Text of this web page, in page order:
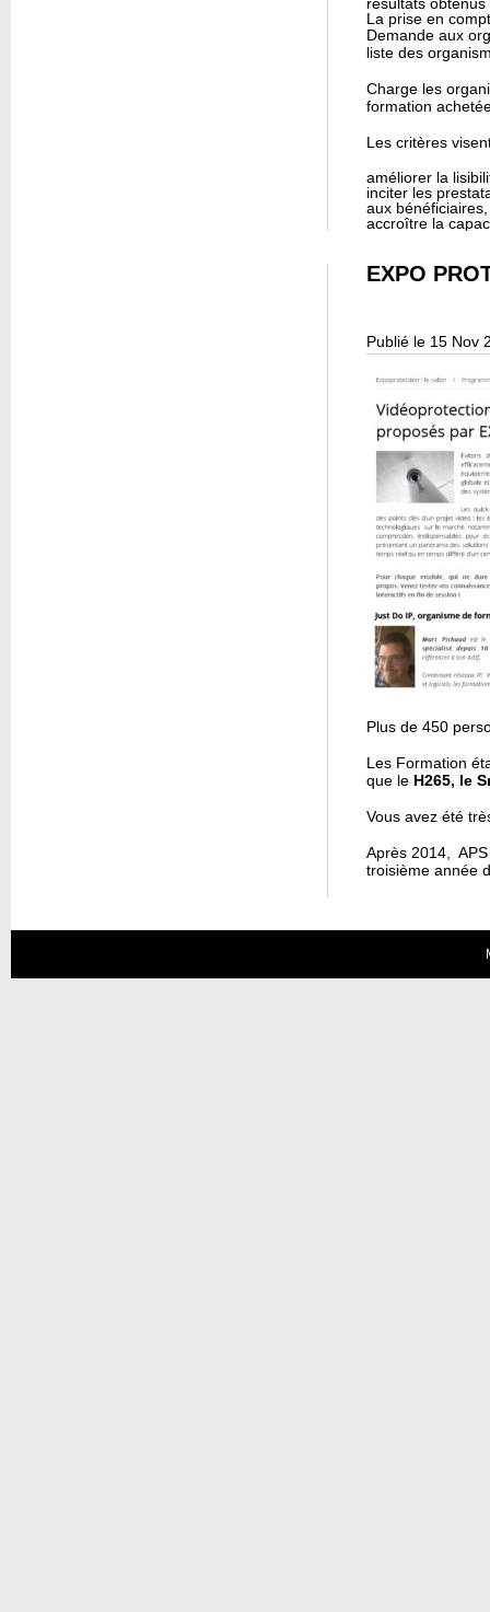
La prise en
Demande aux
liste des
Charge les
formation
Les critères
améliorer la
inciter les
aux
accroître la
EXPO
Publié le 15 Nov
Plus de 450
Les Formation
que le H265, le
Vous avez été
Après 2014,
troisième année